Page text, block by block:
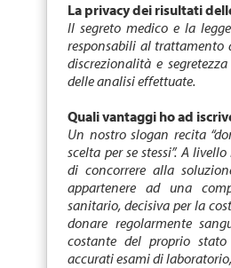
La privacy dei risultati
Il segreto medico e la
responsabili al trattamento
discrezionalità e
delle analisi effettuate.
Quali vantaggi ho ad
Un nostro slogan recita
scelta per se stessi”. A
di concorrere alla
appartenere ad una
sanitario, decisiva per la
donare regolarmente
costante del proprio
accurati esami di